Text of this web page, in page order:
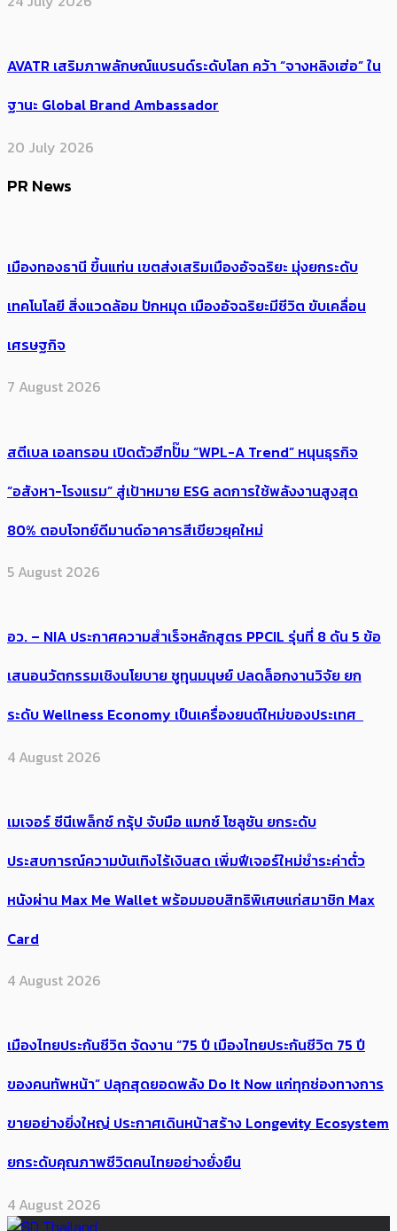
AVATR เสริมภาพลักษณ์แบรนด์ระดับโลก คว้า “จางหลิงเฮ่อ” ใน
ฐานะ Global Brand Ambassador
20 July 2026
PR News
เมืองทองธานี ขึ้นแท่น เขตส่งเสริมเมืองอัจฉริยะ มุ่งยกระดับ
เทคโนโลยี สิ่งแวดล้อม ปักหมุด เมืองอัจฉริยะมีชีวิต ขับเคลื่อน
เศรษฐกิจ
7 August 2026
สตีเบล เอลทรอน เปิดตัวฮีทปั๊ม “WPL-A Trend” หนุนธุรกิจ
“อสังหา-โรงแรม” สู่เป้าหมาย ESG ลดการใช้พลังงานสูงสุด
80% ตอบโจทย์ดีมานด์อาคารสีเขียวยุคใหม่
5 August 2026
อว. – NIA ประกาศความสำเร็จหลักสูตร PPCIL รุ่นที่ 8 ดัน 5 ข้อ
เสนอนวัตกรรมเชิงนโยบาย ชูทุนมนุษย์ ปลดล็อกงานวิจัย ยก
ระดับ Wellness Economy เป็นเครื่องยนต์ใหม่ของประเทศ
4 August 2026
เมเจอร์ ซีนีเพล็กซ์ กรุ้ป จับมือ แมกซ์ โซลูชัน ยกระดับ
ประสบการณ์ความบันเทิงไร้เงินสด เพิ่มฟีเจอร์ใหม่ชำระค่าตั๋ว
หนังผ่าน Max Me Wallet พร้อมมอบสิทธิพิเศษแก่สมาชิก Max
Card
4 August 2026
เมืองไทยประกันชีวิต จัดงาน “75 ปี เมืองไทยประกันชีวิต 75 ปี
ของคนทัพหน้า” ปลุกสุดยอดพลัง Do It Now แก่ทุกช่องทางการ
ขายอย่างยิ่งใหญ่ ประกาศเดินหน้าสร้าง Longevity Ecosystem
ยกระดับคุณภาพชีวิตคนไทยอย่างยั่งยืน
4 August 2026